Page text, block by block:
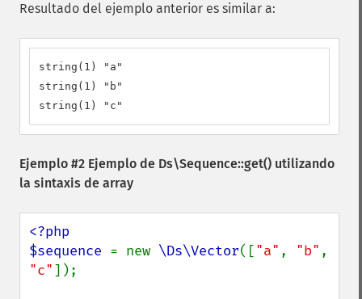
Resultado del ejemplo anterior es similar a:
string(1) "a"
string(1) "b"
string(1) "c"
Ejemplo #2 Ejemplo de Ds\Sequence::get() utilizando
la sintaxis de array
<?php
$sequence = new \Ds\Vector(["a" , "b"
"c"]);